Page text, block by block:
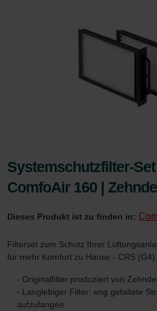
Systemschutzfilter-
ComfoAir 160 |
Dieses Produkt ist zu finden in:
Filterset zum Schutz Ihrer
für mehr Komfort zu Hause - CRS (G4)
- Originalfilter produziert von
- Langlebiger Filter: eng gefaltete
aufzufangen